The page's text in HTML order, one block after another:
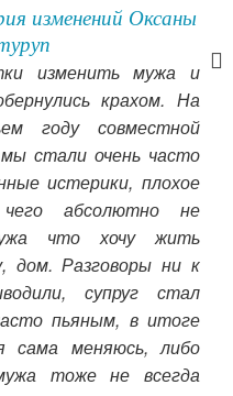
изменений Оксаны
изменить мужа и
крахом. На
году совместной
стали очень часто
истерики, плохое
абсолютно не
что хочу жить
дом. Разговоры ни к
супруг стал
пьяным, в итоге
сама меняюсь, либо
тоже не всегда